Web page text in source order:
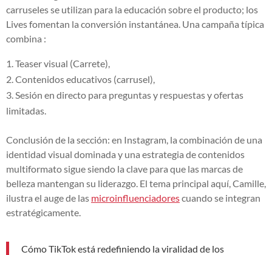
carruseles se utilizan para la educación sobre el producto; los
Lives fomentan la conversión instantánea. Una campaña típica
combina :
Teaser visual (Carrete),
Contenidos educativos (carrusel),
Sesión en directo para preguntas y respuestas y ofertas
limitadas.
Conclusión de la sección: en Instagram, la combinación de una
identidad visual dominada y una estrategia de contenidos
multiformato sigue siendo la clave para que las marcas de
belleza mantengan su liderazgo. El tema principal aquí, Camille,
ilustra el auge de las microinfluenciadorescuando se integran
estratégicamente.
Cómo TikTok está redefiniendo la viralidad de los